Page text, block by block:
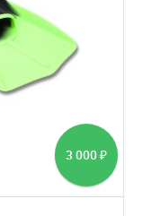
3 000 ₽